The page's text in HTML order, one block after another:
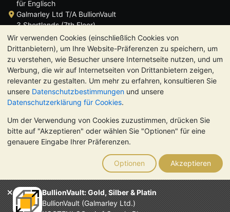
Wir verwenden Cookies (einschließlich Cookies von
Drittanbietern), um Ihre Website-Präferenzen zu speichern, um
zu verstehen, wie Besucher unsere Internetseite nutzen, und um
Werbung, die wir auf Internetseiten von Drittanbietern zeigen,
relevanter zu gestalten. Um mehr zu erfahren, konsultieren Sie
unsere Datenschutzbestimmungen und unsere
Datenschutzerklärung für Cookies.
Um der Verwendung von Cookies zuzustimmen, drücken Sie
bitte auf "Akzeptieren" oder wählen Sie "Optionen" für eine
genauere Eingabe Ihrer Präferenzen.
Optionen Akzeptieren
BullionVault: Gold, Silber & Platin
BullionVault (Galmarley Ltd.)
für Englisch
Galmarley Ltd T/A BullionVault
3 Shortlands (7th Floor)
Hammersmith
London
W6 8DA
Großbritannien
TrustScore 4.8 | 724 Bewertungen
BITTE BEACHTEN SIE: Der Wert von Edelmetallen kann sowohl
steigen als auch fallen. Historische Trends sind keine Garantie
für zukünftige Preisentwicklungen. Nichts auf den Webseiten
von BullionVault oder in der Kommunikation stellt eine
Anlageberatung dar. Sie sollten sich von einem Fachmann
beraten lassen, um zu sehen, ob der Besitz von Edelmetallen
das Richtige für Sie ist.
Galmarley Ltd. (Handelsname BullionVault) ist registriert in